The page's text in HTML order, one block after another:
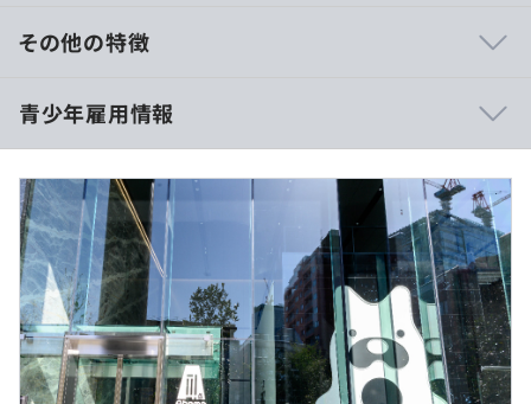
きる環境を整えます。
育児や介護など私的な理由を基にした在宅勤務制度です｡
※想定される利用のケースは
･ご家族の体調不良で一時的にそばにいる時間を増やした
い
･育児のサポートで週に1回程度､自宅にて業務を行いたい
･ご自身の怪我などで一時的に自宅にて業務を行いたい
などです｡
※新型コロナウイルス感染症拡大防止の観点でのリモート
ワークについては、別途で全社方針を定めています。
に当社独自の基準で評価）
②エキスパート認定（最低年俸720万円～／高度な技術や
実績、成果をお持ちの方が対象）
豊富なサービス開発経験や特定の技術領域への顕著な知見
をお持ちの学生を対象に実績を総合的に査定し評価。査定
対象は技術的スキルや実績、AI等の要素技術研究成果、執
筆した論文、当社での就業経験（インターン、アルバイ
ト）です。研究の将来性や事業との相乗効果などを鑑みた
うえで、当社独自の基準で評価します。
その他の特徴
青少年雇用情報
平均勤続年数
5.5年
研修の有無及び内容